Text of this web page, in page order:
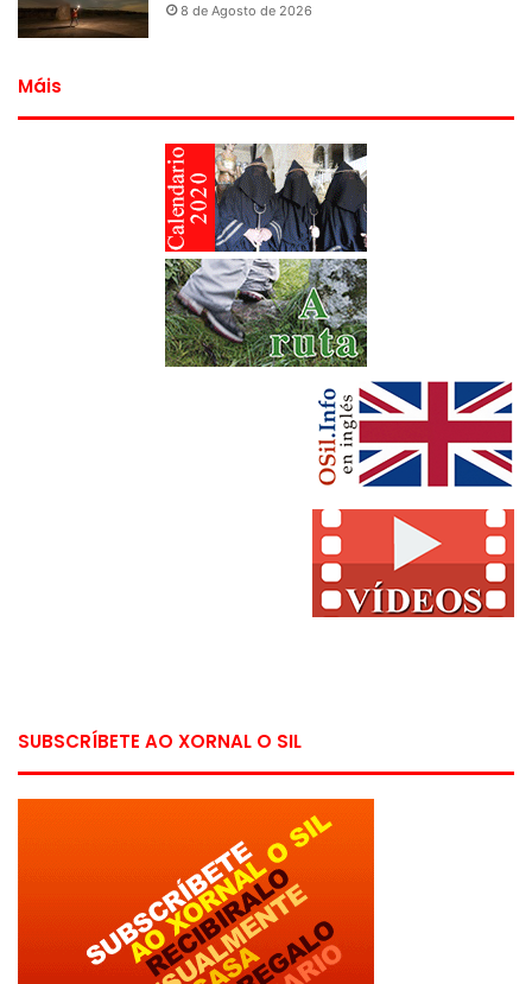
8 de Agosto de 2026
Máis
SUBSCRÍBETE AO XORNAL O SIL